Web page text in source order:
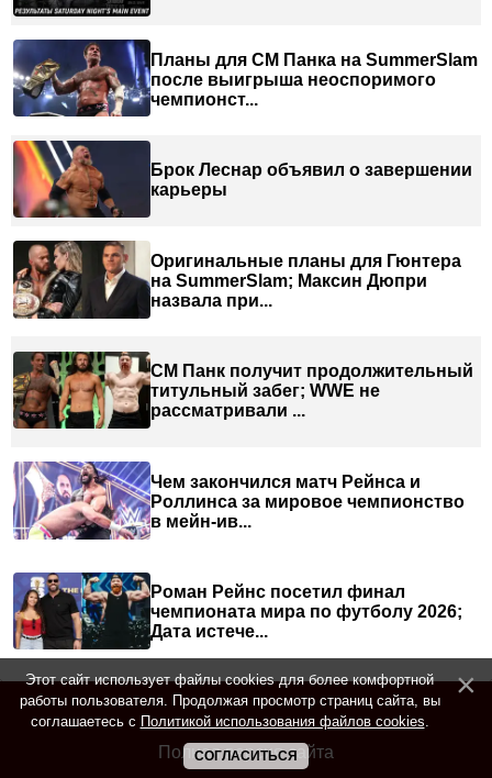
Планы для СМ Панка на SummerSlam
после выигрыша неоспоримого
чемпионст...
Брок Леснар объявил о завершении
карьеры
Оригинальные планы для Гюнтера
на SummerSlam; Максин Дюпри
назвала при...
СМ Панк получит продолжительный
титульный забег; WWE не
рассматривали ...
Чем закончился матч Рейнса и
Роллинса за мировое чемпионство
в мейн-ив...
Роман Рейнс посетил финал
чемпионата мира по футболу 2026;
Дата истече...
Полная версия сайта
Этот сайт использует файлы cookies для более комфортной
работы пользователя. Продолжая просмотр страниц сайта, вы
соглашаетесь с Политикой использования файлов cookies.
СОГЛАСИТЬСЯ